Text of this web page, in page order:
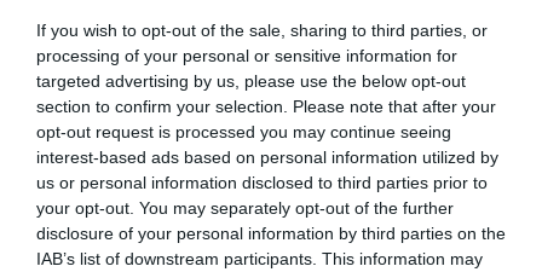
If you wish to opt-out of the sale, sharing to third parties, or
processing of your personal or sensitive information for
targeted advertising by us, please use the below opt-out
section to confirm your selection. Please note that after your
opt-out request is processed you may continue seeing
interest-based ads based on personal information utilized by
us or personal information disclosed to third parties prior to
your opt-out. You may separately opt-out of the further
disclosure of your personal information by third parties on the
IAB’s list of downstream participants. This information may